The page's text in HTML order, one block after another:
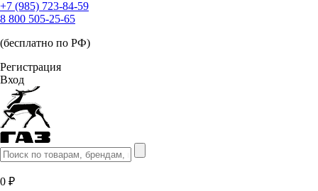
+7 (985) 723-84-59
8 800 505-25-65
(бесплатно по РФ)
Регистрация
Вход
0 ₽